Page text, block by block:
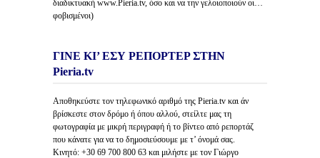
διαδικτυακή www.Pieria.tv, όσο και να την γελοιοποιούν οι…
φοβισμένοι)
ΓΙΝΕ ΚΙ’ ΕΣΥ ΡΕΠΟΡΤΕΡ ΣΤΗΝ
Pieria.tv
Αποθηκεύστε τον τηλεφωνικό αριθμό της Pieria.tv και άν
βρίσκεστε στον δρόμο ή όπου αλλού, στείλτε μας τη
φωτογραφία με μικρή περιγραφή ή το βίντεο από ρεπορτάζ
που κάνατε για να το δημοσιεύσουμε με τ’ όνομά σας.
Κινητό: +30 69 700 800 63 και μιλήστε με τον Γιώργο